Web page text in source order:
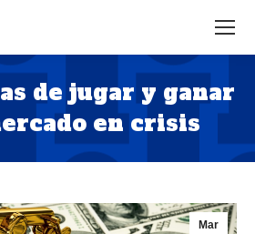
de jugar y ganar
en crisis
Estás aquí:
Mar